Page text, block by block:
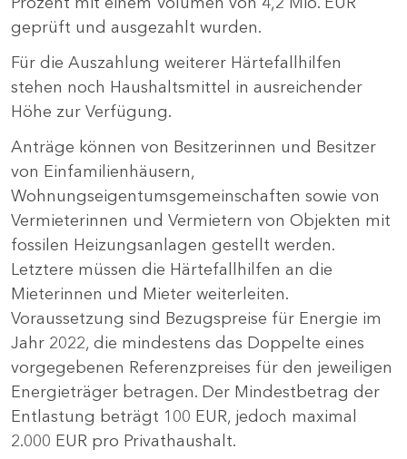
geprüft und ausgezahlt wurden.
Für die Auszahlung weiterer Härtefallhilfen
stehen noch Haushaltsmittel in ausreichender
Höhe zur Verfügung.
Anträge können von Besitzerinnen und Besitzer
von Einfamilienhäusern,
Wohnungseigentumsgemeinschaften sowie von
Vermieterinnen und Vermietern von Objekten mit
fossilen Heizungsanlagen gestellt werden.
Letztere müssen die Härtefallhilfen an die
Mieterinnen und Mieter weiterleiten.
Voraussetzung sind Bezugspreise für Energie im
Jahr 2022, die mindestens das Doppelte eines
vorgegebenen Referenzpreises für den jeweiligen
Energieträger betragen. Der Mindestbetrag der
Entlastung beträgt 100 EUR, jedoch maximal
2.000 EUR pro Privathaushalt.